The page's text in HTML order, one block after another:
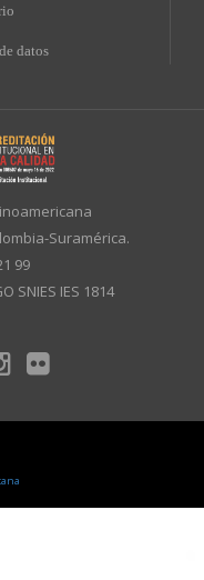
datos
Suramérica.
99
SNIES IES 1814